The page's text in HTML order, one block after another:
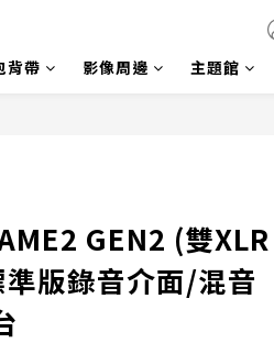
背帶
影像周邊 主題館
GEN2 (雙XLR
版錄音介面/混音